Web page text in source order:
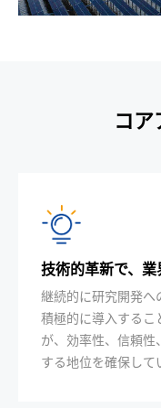
コア
技術的革新で、業
継続的に研究開発へ
積極的に導入するこ
が、効率性、信頼性
する地位を確保して